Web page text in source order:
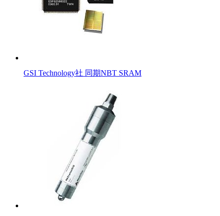
GSI Technology社 同期NBT SRAM